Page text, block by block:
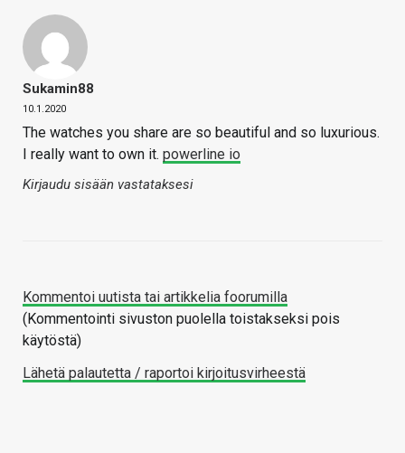
Sukamin88
10.1.2020
The watches you share are so beautiful and so luxurious.
I really want to own it. powerline io
Kirjaudu sisään vastataksesi
Kommentoi uutista tai artikkelia foorumilla
(Kommentointi sivuston puolella toistakseksi pois
käytöstä)
Lähetä palautetta / raportoi kirjoitusvirheestä